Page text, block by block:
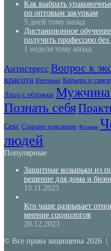
Как выбрать
по оптовым закупкам
5 дней тому назад
Дистанционное
получить профессию
1 неделя тому назад
Антистресс Вопрос к
красота Интервью Карьера и
Лицо с обложки
Познать себя
Секс Старшее поколение Фильмы
людей
Популярные
Защитные козырьки из
решение для дома и
19.11.2025
Кто чаще разрывает
мнение социологов
20.12.2023
© Все права защищены 2026 |